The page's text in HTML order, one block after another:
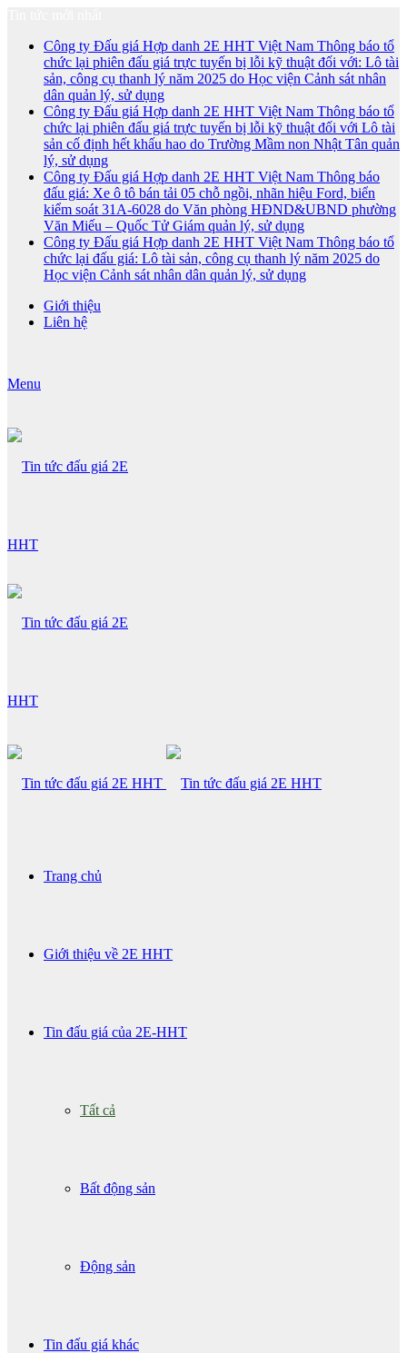
Công ty Đấu giá Hợp danh 2E HHT Việt Nam Thông báo tổ
chức lại phiên đấu giá trực tuyến bị lỗi kỹ thuật đối với: Lô tài
sản, công cụ thanh lý năm 2025 do Học viện Cảnh sát nhân
dân quản lý, sử dụng
Công ty Đấu giá Hợp danh 2E HHT Việt Nam Thông báo tổ
chức lại phiên đấu giá trực tuyến bị lỗi kỹ thuật đối với Lô tài
sản cố định hết khấu hao do Trường Mầm non Nhật Tân quản
lý, sử dụng
Công ty Đấu giá Hợp danh 2E HHT Việt Nam Thông báo
đấu giá: Xe ô tô bán tải 05 chỗ ngồi, nhãn hiệu Ford, biển
kiểm soát 31A-6028 do Văn phòng HĐND&UBND phường
Văn Miếu – Quốc Tử Giám quản lý, sử dụng
Công ty Đấu giá Hợp danh 2E HHT Việt Nam Thông báo tổ
chức lại đấu giá: Lô tài sản, công cụ thanh lý năm 2025 do
Học viện Cảnh sát nhân dân quản lý, sử dụng
Giới thiệu
Liên hệ
Menu
Trang chủ
Giới thiệu về 2E HHT
Tin đấu giá của 2E-HHT
Tất cả
Bất động sản
Động sản
Tin đấu giá khác